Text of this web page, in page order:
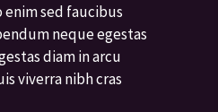
sed faucibus
neque egestas
diam in arcu
viverra nibh cras